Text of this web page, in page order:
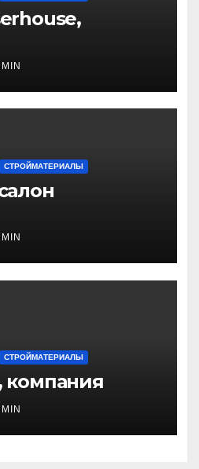
СТРОЙМАТЕРИАЛЫ
СТРОЙМАТЕРИАЛЫ
компания